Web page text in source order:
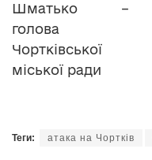
Шматько –
голова
Чортківської
міської ради
Теги: атака на Чортків